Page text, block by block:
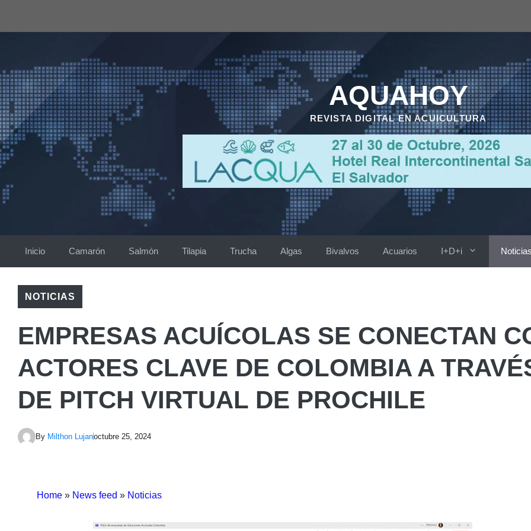
AQUAHOY
REVISTA DIGITAL EN ACUICULTURA
Inicio Camarón Salmón Tilapia Trucha Algas Bivalvos Acuarios I+D+i
NOTICIAS
EMPRESAS ACUÍCOLAS SE CONECTAN
ACTORES CLAVE DE COLOMBIA A
DE PITCH VIRTUAL DE PROCHILE
By Milthon Lujanoctubre 25, 2024
Home » News feed » Noticias